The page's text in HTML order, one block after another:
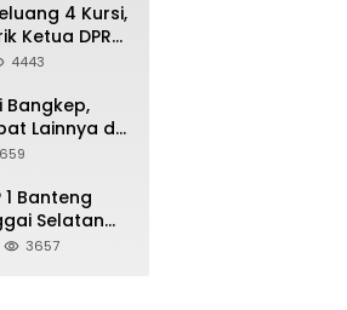
4 Kursi,
Ketua DPRD
4443
Bangkep,
Lainnya di
Bakal di
1 Banteng
Selatan
3657